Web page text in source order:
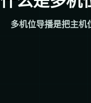
多机位导播是把主机